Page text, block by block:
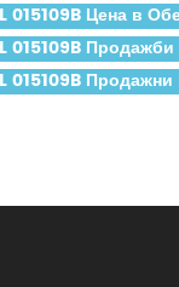
015109B Цена в
015109B
015109B